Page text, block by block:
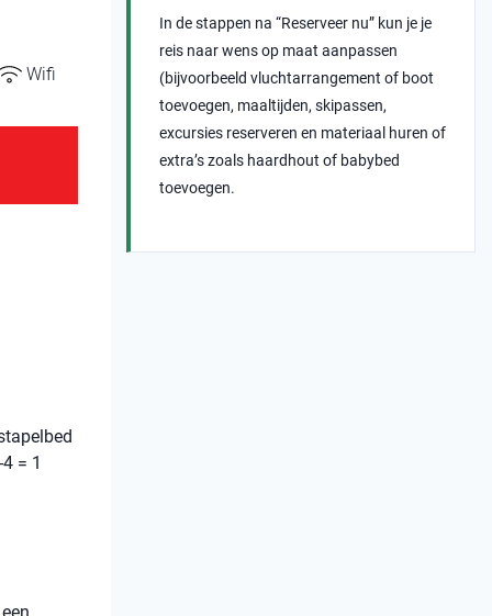
Wifi
= 1
In de stappen na “Reserveer nu” kun je je
reis naar wens op maat aanpassen
(bijvoorbeeld vluchtarrangement of boot
toevoegen, maaltijden, skipassen,
excursies reserveren en materiaal huren of
extra’s zoals haardhout of babybed
toevoegen.